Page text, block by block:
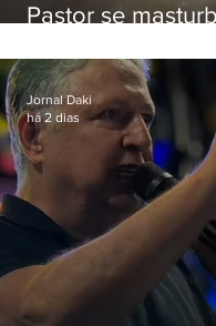
Pastor se
Jornal Daki
há 2 dias